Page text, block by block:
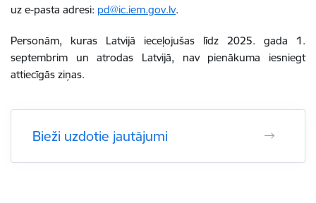
uz e-pasta adresi: pd@ic.iem.gov.lv.
Personām, kuras Latvijā ieceļojušas līdz 2025. gada 1.
septembrim un atrodas Latvijā, nav pienākuma iesniegt
attiecīgās ziņas.
Bieži uzdotie jautājumi